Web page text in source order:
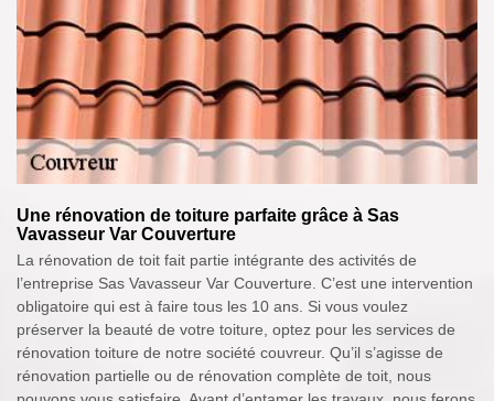
Une rénovation de toiture parfaite grâce à Sas
Vavasseur Var Couverture
La rénovation de toit fait partie intégrante des activités de
l’entreprise Sas Vavasseur Var Couverture. C’est une intervention
obligatoire qui est à faire tous les 10 ans. Si vous voulez
préserver la beauté de votre toiture, optez pour les services de
rénovation toiture de notre société couvreur. Qu’il s’agisse de
rénovation partielle ou de rénovation complète de toit, nous